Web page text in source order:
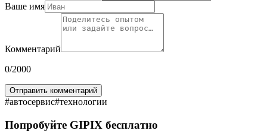
Ваше имя
Комментарий
0/2000
Отправить комментарий
#автосервис#технологии
Попробуйте GIPIX бесплатно